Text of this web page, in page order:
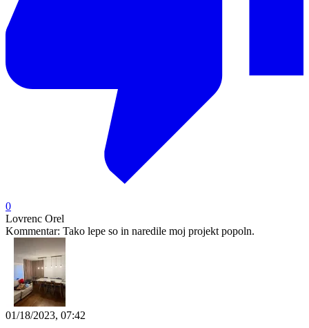
0
Lovrenc Orel
Kommentar: Tako lepe so in naredile moj projekt popoln.
01/18/2023, 07:42